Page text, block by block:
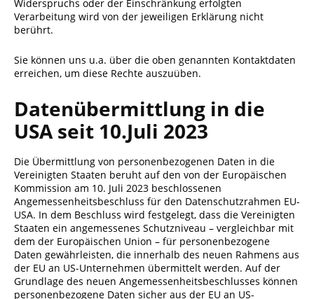
Widerspruchs oder der Einschränkung erfolgten
Verarbeitung wird von der jeweiligen Erklärung nicht
berührt.
Sie können uns u.a. über die oben genannten Kontaktdaten
erreichen, um diese Rechte auszuüben.
Datenübermittlung in die
USA seit 10.Juli 2023
Die Übermittlung von personenbezogenen Daten in die
Vereinigten Staaten beruht auf den von der Europäischen
Kommission am 10. Juli 2023 beschlossenen
Angemessenheitsbeschluss für den Datenschutzrahmen EU-
USA. In dem Beschluss wird festgelegt, dass die Vereinigten
Staaten ein angemessenes Schutzniveau – vergleichbar mit
dem der Europäischen Union – für personenbezogene
Daten gewährleisten, die innerhalb des neuen Rahmens aus
der EU an US-Unternehmen übermittelt werden. Auf der
Grundlage des neuen Angemessenheitsbeschlusses können
personenbezogene Daten sicher aus der EU an US-